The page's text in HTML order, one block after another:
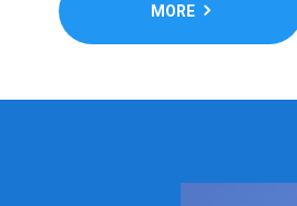
MORE